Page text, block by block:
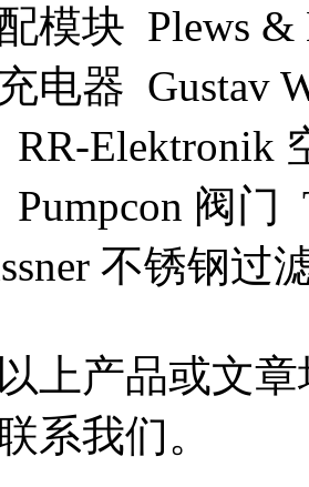
模块 Plews &
电器 Gustav
Elektronik
阀门
不锈钢过
上产品或文
系我们。